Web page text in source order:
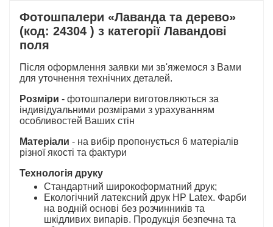
Фотошпалери «Лаванда та дерево»
(код: 24304 ) з категорії Лавандові
поля
Після оформлення заявки ми зв'яжемося з Вами
для уточнення технічних деталей.
Розміри - фотошпалери виготовляються за
індивідуальними розмірами з урахуванням
особливостей Ваших стін
Матеріали - на вибір пропонується 6 матеріалів
різної якості та фактури
Технологія друку
Стандартний широкоформатний друк;
Екологічний латексний друк HP Latex. Фарби
на водній основі без розчинників та
шкідливих випарів. Продукція безпечна та